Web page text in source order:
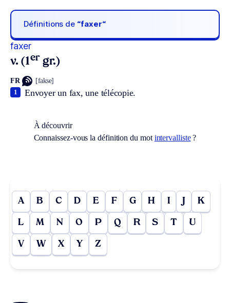
Définitions de “faxer“
faxer
v. (1er gr.)
FR [fakse]
Envoyer un fax, une télécopie.
1
À découvrir
Connaissez-vous la définition du mot intervalliste?
A B C D E F G H I J K
L M N O P Q R S T U
V W X Y Z